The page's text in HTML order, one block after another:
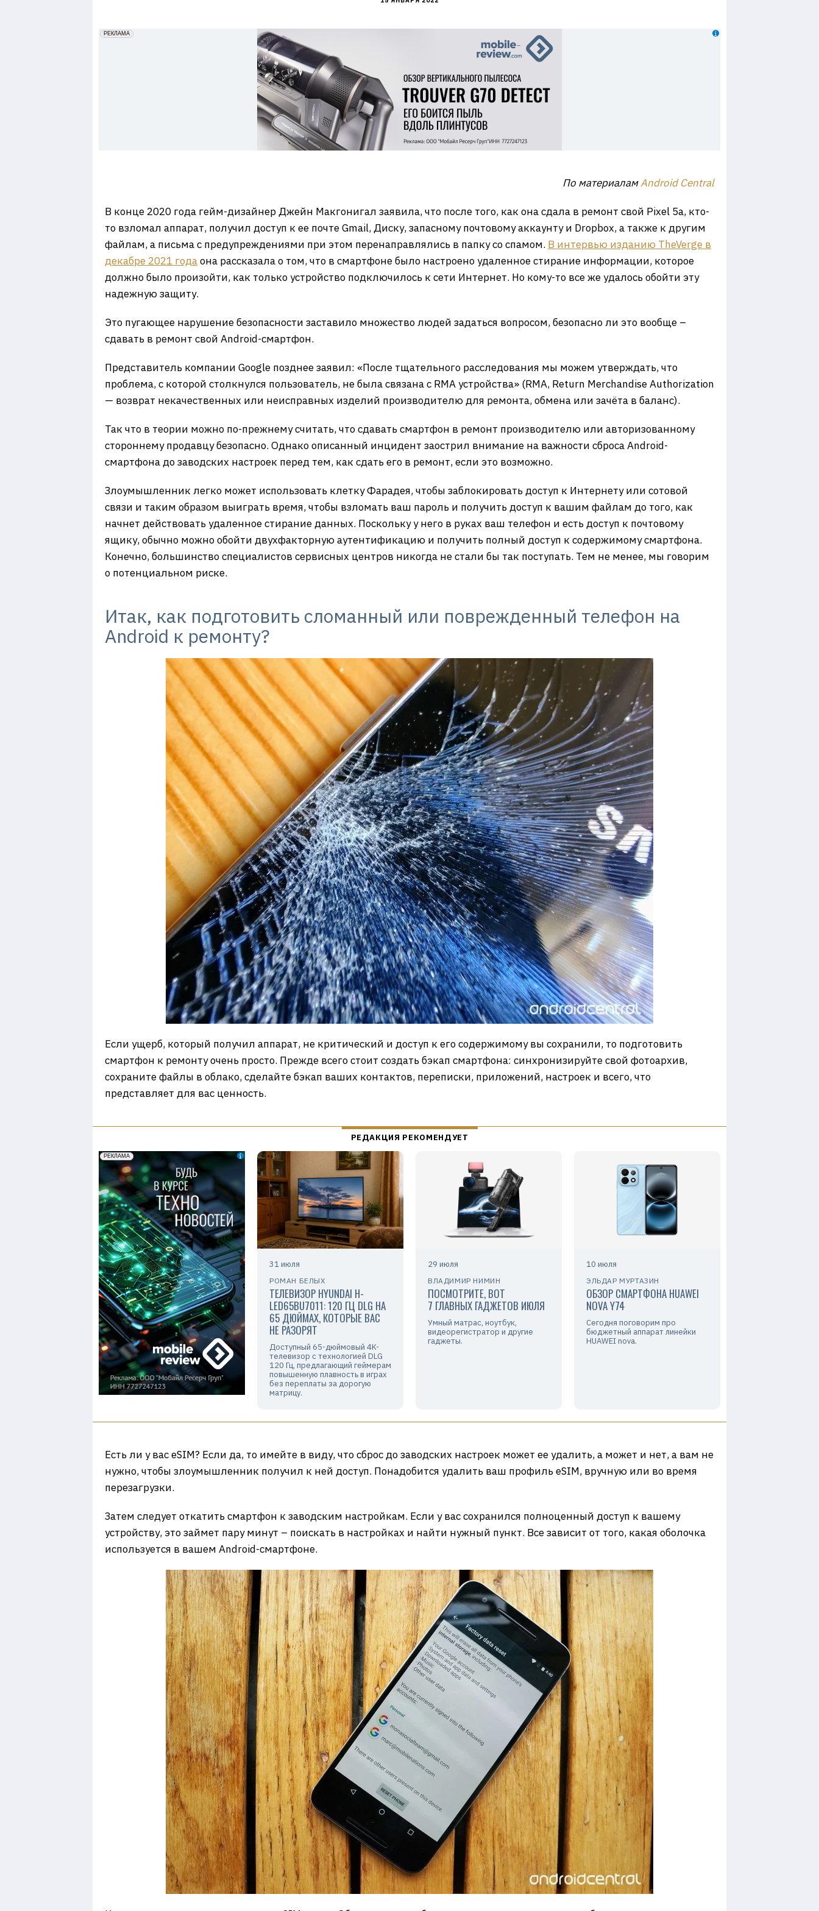
erid: 2VfnxxmNzs5
РЕКЛАМА
По материаламAndroid Central
В конце 2020 года гейм-дизайнер Джейн Макгонигал заявила, что после того, как она сдала в ремонт свой Pixel 5a, кто-
то взломал аппарат, получил доступ к ее почте Gmail, Диску, запасному почтовому аккаунту и Dropbox, а также к другим
файлам, а письма с предупреждениями при этом перенаправлялись в папку со спамом. В интервью изданию TheVerge в
декабре 2021 годаона рассказала о том, что в смартфоне было настроено удаленное стирание информации, которое
должно было произойти, как только устройство подключилось к сети Интернет. Но кому-то все же удалось обойти эту
надежную защиту.
Это пугающее нарушение безопасности заставило множество людей задаться вопросом, безопасно ли это вообще –
сдавать в ремонт свой Android-смартфон.
Представитель компании Google позднее заявил: «После тщательного расследования мы можем утверждать, что
проблема, с которой столкнулся пользователь, не была связана с RMA устройства» (RMA, Return Merchandise Authorization
— возврат некачественных или неисправных изделий производителю для ремонта, обмена или зачёта в баланс).
Так что в теории можно по-прежнему считать, что сдавать смартфон в ремонт производителю или авторизованному
стороннему продавцу безопасно. Однако описанный инцидент заострил внимание на важности сброса Android-
смартфона до заводских настроек перед тем, как сдать его в ремонт, если это возможно.
Злоумышленник легко может использовать клетку Фарадея, чтобы заблокировать доступ к Интернету или сотовой
связи и таким образом выиграть время, чтобы взломать ваш пароль и получить доступ к вашим файлам до того, как
начнет действовать удаленное стирание данных. Поскольку у него в руках ваш телефон и есть доступ к почтовому
ящику, обычно можно обойти двухфакторную аутентификацию и получить полный доступ к содержимому смартфона.
Конечно, большинство специалистов сервисных центров никогда не стали бы так поступать. Тем не менее, мы говорим
о потенциальном риске.
Итак, как подготовить сломанный или поврежденный телефон на
Android к ремонту?
Если ущерб, который получил аппарат, не критический и доступ к его содержимому вы сохранили, то подготовить
смартфон к ремонту очень просто. Прежде всего стоит создать бэкап смартфона: синхронизируйте свой фотоархив,
сохраните файлы в облако, сделайте бэкап ваших контактов, переписки, приложений, настроек и всего, что
представляет для вас ценность.
31 июля
РОМАН БЕЛЫХ
ТЕЛЕВИЗОР HYUNDAI H-
LED65BU7011: 120 ГЦ DLG НА
65 ДЮЙМАХ, КОТОРЫЕ ВАС
НЕ РАЗОРЯТ
Доступный 65-дюймовый 4K-
телевизор с технологией DLG
120 Гц, предлагающий геймерам
повышенную плавность в играх
без переплаты за дорогую
матрицу.
29 июля
ВЛАДИМИР НИМИН
ПОСМОТРИТЕ, ВОТ
7 ГЛАВНЫХ ГАДЖЕТОВ ИЮЛЯ
Умный матрас, ноутбук,
видеорегистратор и другие
гаджеты.
10 июля
ЭЛЬДАР МУРТАЗИН
ОБЗОР СМАРТФОНА HUAWEI
NOVA Y74
Сегодня поговорим про
бюджетный аппарат линейки
HUAWEI nova.
Есть ли у вас eSIM? Если да, то имейте в виду, что сброс до заводских настроек может ее удалить, а может и нет, а вам не
нужно, чтобы злоумышленник получил к ней доступ. Понадобится удалить ваш профиль eSIM, вручную или во время
перезагрузки.
Затем следует откатить смартфон к заводским настройкам. Если у вас сохранился полноценный доступ к вашему
устройству, это займет пару минут – поискать в настройках и найти нужный пункт. Все зависит от того, какая оболочка
используется в вашем Android-смартфоне.